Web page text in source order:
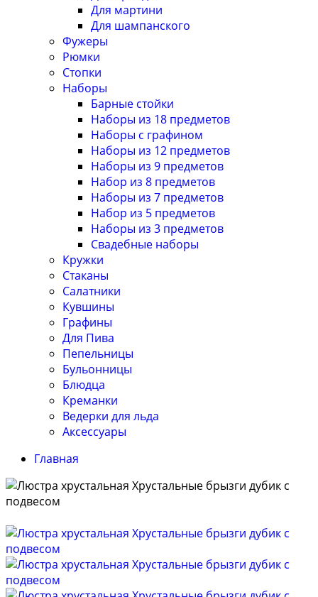
Для мартини
Для шампанского
Фужеры
Рюмки
Стопки
Наборы
Барные стойки
Наборы из 18 предметов
Наборы с графином
Наборы из 12 предметов
Наборы из 9 предметов
Набор из 8 предметов
Наборы из 7 предметов
Набор из 5 предметов
Наборы из 3 предметов
Свадебные наборы
Кружки
Стаканы
Салатники
Кувшины
Графины
Для Пива
Пепельницы
Бульонницы
Блюдца
Креманки
Ведерки для льда
Аксессуары
Главная